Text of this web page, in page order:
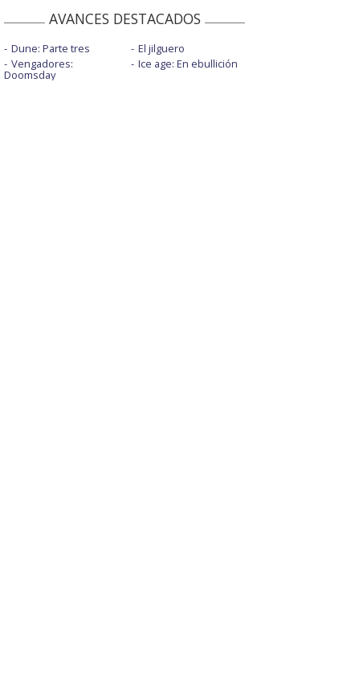
AVANCES DESTACADOS
Dune: Parte tres
Vengadores:
Doomsday
El jilguero
Ice age: En ebullición